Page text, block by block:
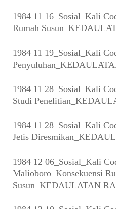
1984 11 16_Sosial_Kali
Rumah
1984 11 19_Sosial_Kali
1984 11 28_Sosial_Kali
Studi
1984 11 28_Sosial_Kali
Jetis
1984 12 06_Sosial_Kali
Malioboro_Konsekuensi
Susun_KEDAULATAN